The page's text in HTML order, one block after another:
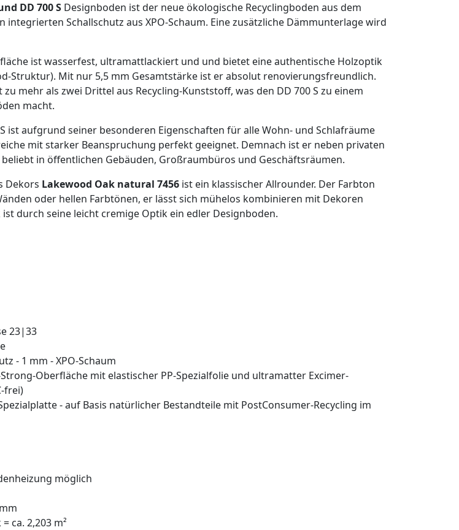
DD 700 S Designboden ist der neue ökologische Recyclingboden aus dem
integrierten Schallschutz aus XPO-Schaum. Eine zusätzliche Dämmunterlage wird
ist wasserfest, ultramattlackiert und und bietet eine authentische Holzoptik
Struktur). Mit nur 5,5 mm Gesamtstärke ist er absolut renovierungsfreundlich.
mehr als zwei Drittel aus Recycling-Kunststoff, was den DD 700 S zu einem
macht.
ist aufgrund seiner besonderen Eigenschaften für alle Wohn- und Schlafräume
mit starker Beanspruchung perfekt geeignet. Demnach ist er neben privaten
in öffentlichen Gebäuden, Großraumbüros und Geschäftsräumen.
Dekors Lakewood Oak natural 7456 ist ein klassischer Allrounder. Der Farbton
oder hellen Farbtönen, er lässt sich mühelos kombinieren mit Dekoren
ist durch seine leicht cremige Optik ein edler Designboden.
23|33
- 1 mm - XPO-Schaum
Oberfläche mit elastischer PP-Spezialfolie und ultramatter Excimer-
frei)
- auf Basis natürlicher Bestandteile mit PostConsumer-Recycling im
möglich
ca. 2,203 m²